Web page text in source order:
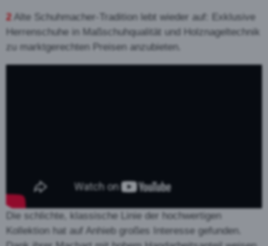
2 Alte Schuhmacher-Tradition lebt wieder auf: Exklusive
Herrenschuhe in Maßschuhqualität und Holznageltechnik
zu marktgerechten Preisen anzubieten.
Die schlichte, klassische Linie der hochwertigen
Kollektion hat auf Anhieb großes Interesse gefunden.